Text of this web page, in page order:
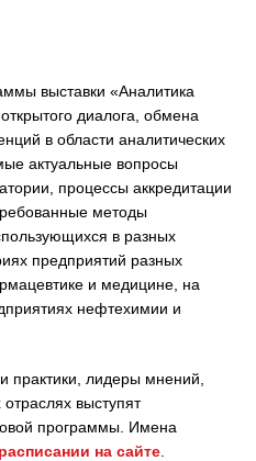
выставки «Аналитика
диалога, обмена
в области аналитических
актуальные вопросы
процессы аккредитации
методы
в разных
предприятий разных
и медицине, на
нефтехимии и
практики, лидеры мнений,
выступят
программы. Имена
на сайте